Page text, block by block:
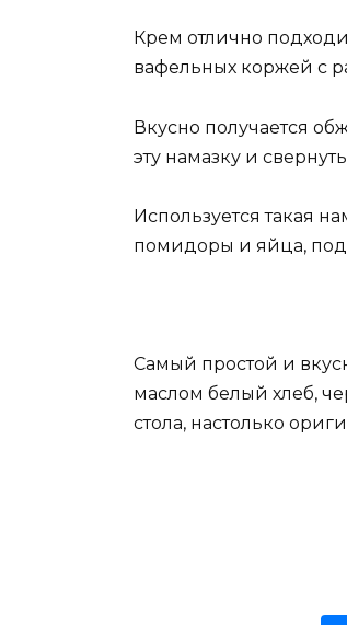
Крем отлично
вафельных коржей с
Вкусно получается
эту намазку и
Используется такая
помидоры и яйца,
Самый простой и
маслом белый хлеб,
стола, настолько